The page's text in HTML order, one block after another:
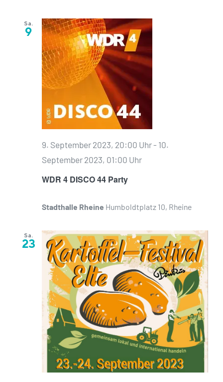
Sa.
9
WDR 4 DISCO 44 Party
9. September 2023, 20:00 Uhr- 10.
September 2023, 01:00 Uhr
Stadthalle Rheine Humboldtplatz 10, Rheine
Sa.
23